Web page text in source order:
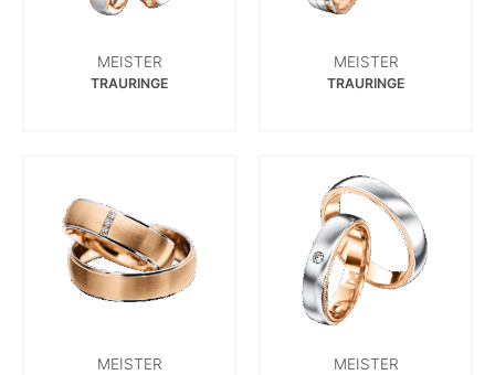
MEISTER
TRAURINGE
MEISTER
TRAURINGE
MEISTER MEISTER